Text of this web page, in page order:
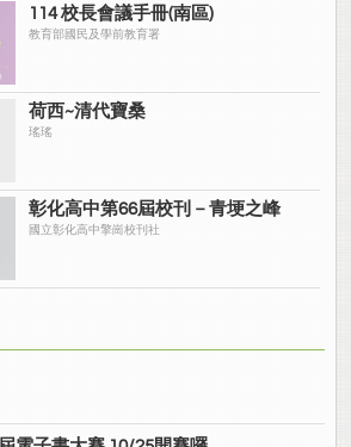
114 校長會議手冊(南區)
教育部國民及學前教育署
荷西~清代寶桑
瑤瑤
彰化高中第66屆校刊－青埂之峰
國立彰化高中擎崗校刊社